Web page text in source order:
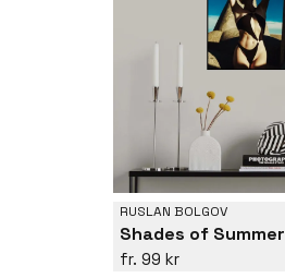
RUSLAN BOLGOV
Shades of Summer
99 kr